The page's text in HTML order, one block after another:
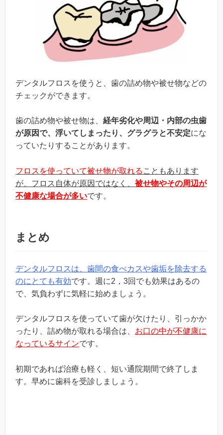
デンタルフロスを使うと、歯の詰め物や被せ物などの
チェックができます。
歯の詰め物や被せ物は、 経年劣化や周辺・内部の虫歯
が原因で、浮いてしまったり、グラグラと不安定にな
っていたりすることがあります。
フロスを使っていて被せ物が取れる こともあります
が、フロス自体が原因ではなく、 被せ物やその周辺が
不健康な場合が多いです。
まとめ
デンタルフロスは、歯間の食べカスや歯垢を除去する
のにとても有効です。週に2，3回でも効果はあるの
で、気負わずに気軽に始めましょう。
デンタルフロスを使っていて歯が欠けたり、引っかか
ったり、詰め物が取れる場合は、 お口の中が不健康に
なっているサインです。
初期であれば治療も軽く、短い通院期間で終了しま
す。早めに歯科を受診しましょう。